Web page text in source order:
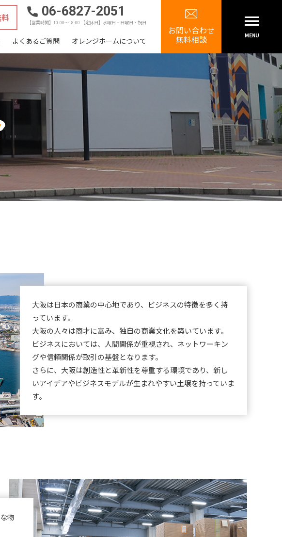
06-6827-2051
【営業時間】10:00～18:00 【定休日】水曜日・日曜日・祝日
よくあるご質問 オレンジホームについて
お問い合わせ
無料相談 MENU
大阪は日本の商業の中心地であり、ビジネスの特徴を多く持
っています。
大阪の人々は商才に富み、独自の商業文化を築いています。
ビジネスにおいては、人間関係が重視され、ネットワーキン
グや信頼関係が取引の基盤となります。
さらに、大阪は創造性と革新性を尊重する環境であり、新し
いアイデアやビジネスモデルが生まれやすい土壌を持っていま
す。
物